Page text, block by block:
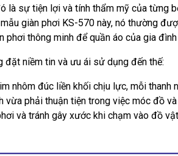
là sự tiện lợi và tính thẩm mỹ của từng
giàn phơi KS-570 này, nó thường
thông minh để quần áo của gia
niềm tin và ưu ái sử dụng đến thế:
nhôm đúc liền khối chịu lực, mỗi
phải thuận tiện trong việc móc đồ
và tránh gây xước khi chạm vào đồ